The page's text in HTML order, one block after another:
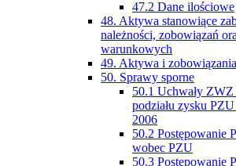
47.2 Dane ilościowe
48. Aktywa stanowiące
należności, zobowiązań
warunkowych
49. Aktywa i
50. Sprawy sporne
50.1 Uchwały
podziału zysku
2006
50.2 Postępowanie
wobec PZU
50.3 Postępowanie